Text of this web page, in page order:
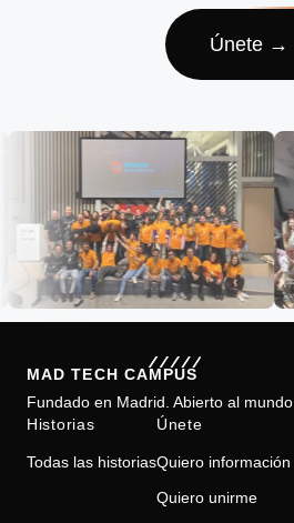
Únete →
MAD TECH CAMPUS
Fundado en Madrid. Abierto al mundo.
Historias
Todas las historias
Únete
Quiero información
Quiero unirme